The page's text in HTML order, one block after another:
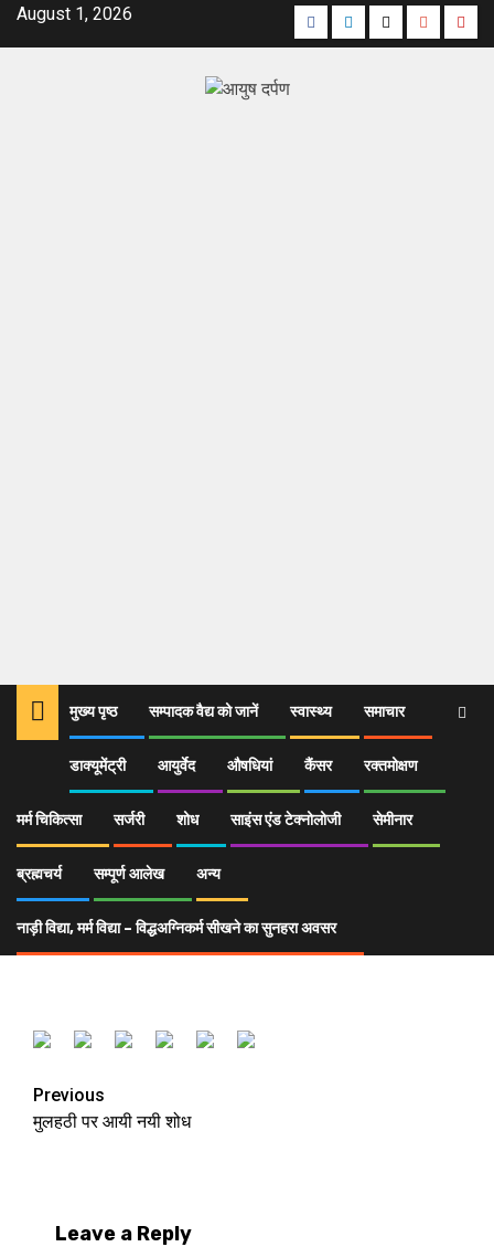
August 1, 2026
मुख्य पृष्ठ सम्पादक वैद्य को जानें स्वास्थ्य समाचार
डाक्यूमेंट्री आयुर्वेद औषधियां कैंसर रक्तमोक्षण
मर्म चिकित्सा सर्जरी शोध साइंस एंड टेक्नोलोजी सेमीनार
ब्रह्मचर्य सम्पूर्ण आलेख अन्य
नाड़ी विद्या, मर्म विद्या – विद्धअग्निकर्म सीखने का सुनहरा अवसर
आयुर्वेद मुलहठी पर आयी नयी शोध
_35
Previous
मुलहठी पर आयी नयी शोध
Leave a Reply